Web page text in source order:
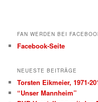
FAN WERDEN BEI
Facebook-Seite
NEUESTE BEITRÄGE
Torsten Eikmeier, 1971-
“Unser Mannheim”